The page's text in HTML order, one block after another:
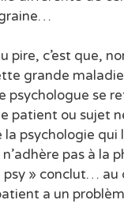
pire, c’est que,
grande
psychologue se
patient ou sujet
la psychologie qui
pas à la
psy » conclut… au
a un